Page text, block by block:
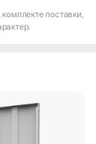
поставки,